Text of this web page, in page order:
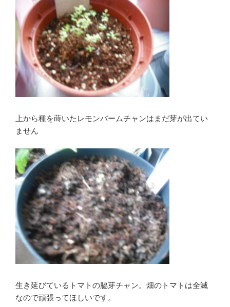
上から種を蒔いたレモンバームチャンはまだ芽が出てい
ません
生き延びているトマトの脇芽チャン。畑のトマトは全滅
なので頑張ってほしいです。